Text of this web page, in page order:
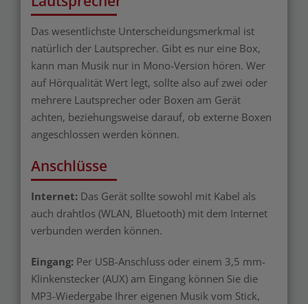
Das wesentlichste Unterscheidungsmerkmal ist
natürlich der Lautsprecher. Gibt es nur eine Box,
kann man Musik nur in Mono-Version hören. Wer
auf Hörqualität Wert legt, sollte also auf zwei oder
mehrere Lautsprecher oder Boxen am Gerät
achten, beziehungsweise darauf, ob externe Boxen
angeschlossen werden können.
Anschlüsse
Internet: Das Gerät sollte sowohl mit Kabel als
auch drahtlos (WLAN, Bluetooth) mit dem Internet
verbunden werden können.
Eingang: Per USB-Anschluss oder einem 3,5 mm-
Klinkenstecker (AUX) am Eingang können Sie die
MP3-Wiedergabe Ihrer eigenen Musik vom Stick,